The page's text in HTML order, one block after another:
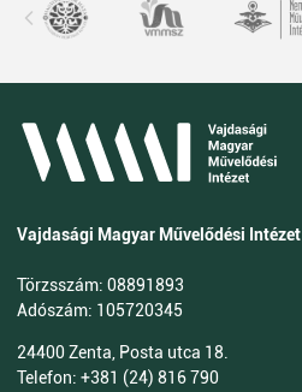
Vajdasági Magyar Művelődési Intézet
Törzsszám: 08891893
Adószám: 105720345
24400 Zenta, Posta utca 18.
Telefon: +381 (24) 816 790